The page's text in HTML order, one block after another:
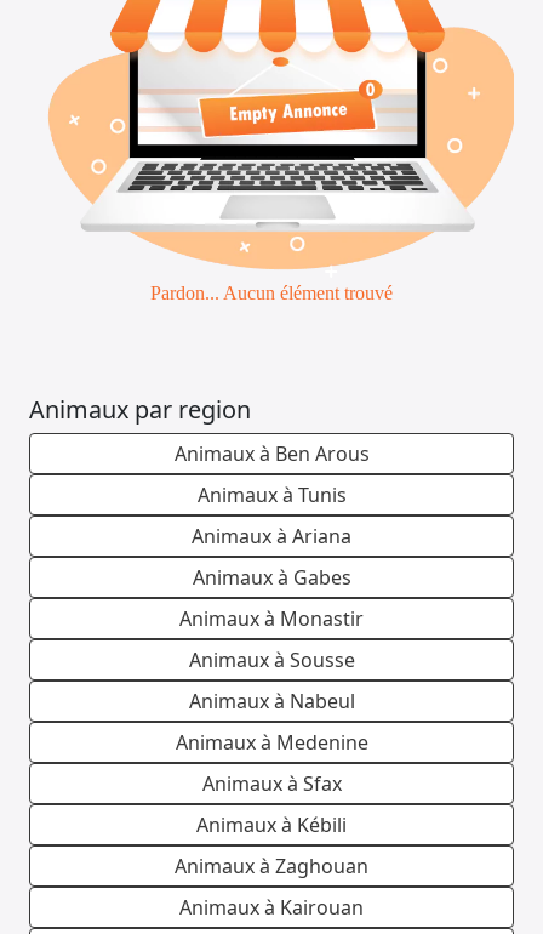
Emploi &
Services
Pardon... Aucun élément trouvé
Animaux par region
Animaux à Ben Arous
Animaux à Tunis
Animaux à Ariana
Animaux à Gabes
Animaux à Monastir
Animaux à Sousse
Animaux à Nabeul
Animaux à Medenine
Animaux à Sfax
Animaux à Kébili
Animaux à Zaghouan
Animaux à Kairouan